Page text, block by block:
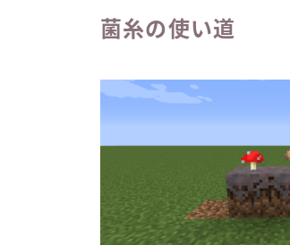
菌糸の使い道